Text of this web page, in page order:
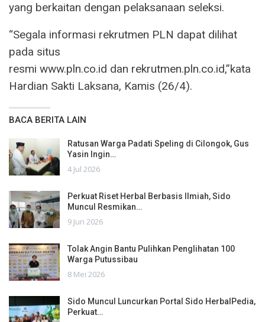
yang berkaitan dengan pelaksanaan seleksi.
“Segala informasi rekrutmen PLN dapat dilihat
pada situs
resmi www.pln.co.id dan rekrutmen.pln.co.id,”kata
Hardian Sakti Laksana, Kamis (26/4).
BACA BERITA LAIN
Ratusan Warga Padati Speling di Cilongok, Gus
Yasin Ingin…
4 Jul 2026
Perkuat Riset Herbal Berbasis Ilmiah, Sido
Muncul Resmikan…
9 Jun 2026
Tolak Angin Bantu Pulihkan Penglihatan 100
Warga Putussibau
8 Mei 2026
Sido Muncul Luncurkan Portal Sido HerbalPedia,
Perkuat…